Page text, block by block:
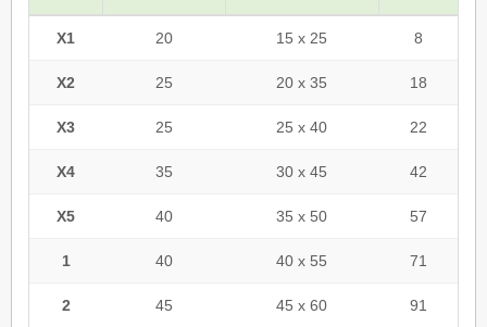
X1 20 15 x 25 8
X2 25 20 x 35 18
X3 25 25 x 40 22
X4 35 30 x 45 42
X5 40 35 x 50 57
1 40 40 x 55 71
2 45 45 x 60 91